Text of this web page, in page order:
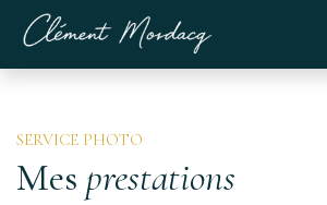
SERVICE PHOTO
Mes prestations